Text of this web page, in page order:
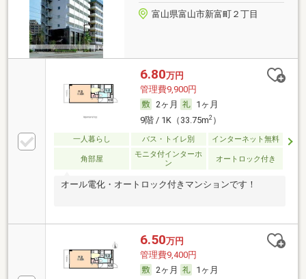
富山県富山市新富町２丁目
6.80万円
管理費9,900円
2ヶ月
1ヶ月
9階 / 1K（33.75m2）
一人暮らし バス・トイレ別 インターネット無料
角部屋
モニタ付インターホ
ン
オートロック付き
オール電化・オートロック付きマンションです！
6.50万円
管理費9,400円
2ヶ月
1ヶ月